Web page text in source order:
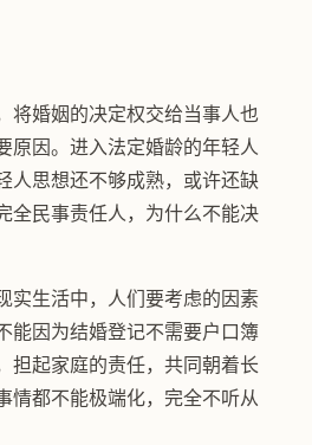
将婚姻的决定权交给当事人也
原因。进入法定婚龄的年轻人
人思想还不够成熟，或许还缺
全民事责任人，为什么不能决
实生活中，人们要考虑的因素
能因为结婚登记不需要户口簿
担起家庭的责任，共同朝着长
情都不能极端化，完全不听从